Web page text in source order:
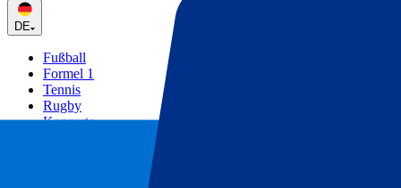
DE
Fußball
Formel 1
Tennis
Rugby
Konzerte